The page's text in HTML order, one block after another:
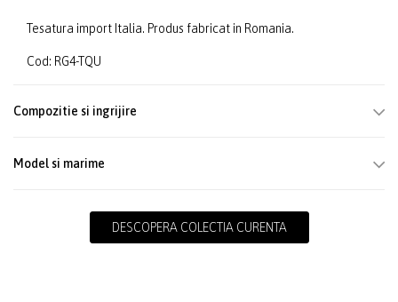
Tesatura import Italia. Produs fabricat in Romania.
Cod: RG4-TQU
Compozitie si ingrijire
Model si marime
DESCOPERA COLECTIA CURENTA